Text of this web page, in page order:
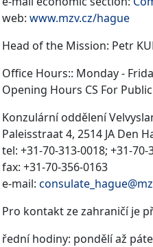
web: www.mzv.cz/hague
Head of the Mission: Petr
Office Hours:: Monday -
Opening Hours CS For
Konzulární oddělení
Paleisstraat 4, 2514 JA Den
tel: +31-70-313-0018; +31-
fax: +31-70-356-0163
e-mail:
Pro kontakt ze zahraničí je
řední hodiny: pondělí až